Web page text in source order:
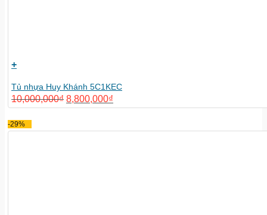
+
Tủ nhựa Huy Khánh 5C1KEC
10,000,000₫ 8,800,000₫
-29%